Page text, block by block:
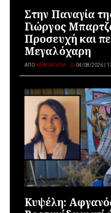
Στην Παναγία
Γιώργος
Προσευχή και
Μεγαλόχαρη
ΑΠΌ NEWSROOM 04/08/2026 |
Κυψέλη: